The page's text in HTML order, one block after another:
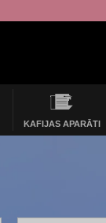
KAFIJAS APARĀTI